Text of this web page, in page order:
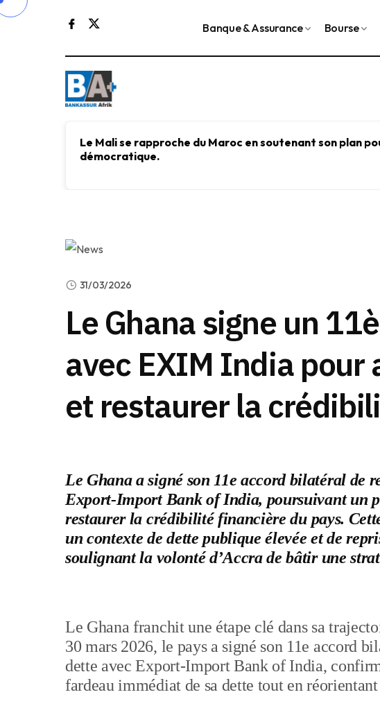
Banque & Assurance Bourse
Le Mali se rapproche du Maroc en soutenant son plan
démocratique.
31/03/2026
Le Ghana signe un
avec EXIM India pour
et restaurer la
Le Ghana a signé son 11e accord bilatéral de
Export-Import Bank of India, poursuivant un
restaurer la crédibilité financière du pays.
un contexte de dette publique élevée et de
soulignant la volonté d’Accra de bâtir une
Le Ghana franchit une étape clé dans sa
30 mars 2026, le pays a signé son 11e accord
dette avec Export-Import Bank of India,
fardeau immédiat de sa dette tout en